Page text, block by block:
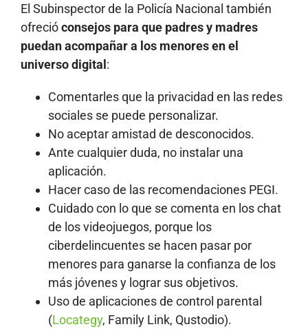
El Subinspector de la Policía Nacional también
ofrecióconsejos para que padres y madres
puedan acompañar a los menores en el
universo digital:
Comentarles que la privacidad en las redes
sociales se puede personalizar.
No aceptar amistad de desconocidos.
Ante cualquier duda, no instalar una
aplicación.
Hacer caso de las recomendaciones PEGI.
Cuidado con lo que se comenta en los chat
de los videojuegos, porque los
ciberdelincuentes se hacen pasar por
menores para ganarse la confianza de los
más jóvenes y lograr sus objetivos.
Uso de aplicaciones de control parental
(Locategy, Family Link, Qustodio).